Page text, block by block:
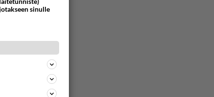
sinulle